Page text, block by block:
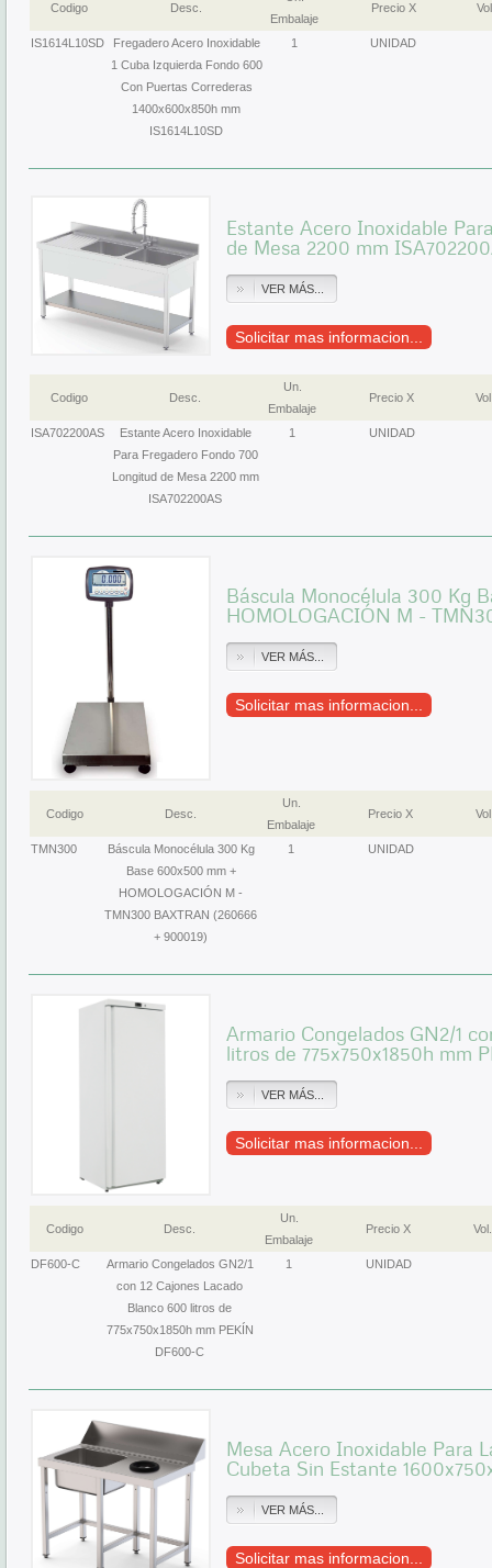
Codigo Desc.
Embalaje
Precio X
IS1614L10SD
Fregadero Acero Inoxidable
1 Cuba Izquierda Fondo 600
Con Puertas Correderas
1400x600x850h mm
IS1614L10SD
1 UNIDAD
Estante Acero Inoxidable
de Mesa 2200 mm
VER MÁS...
Solicitar mas informacion...
Codigo Desc.
Un.
Embalaje
Precio X
ISA702200AS
Estante Acero Inoxidable
Para Fregadero Fondo 700
Longitud de Mesa 2200 mm
ISA702200AS
1 UNIDAD
Báscula Monocélula 300 Kg
HOMOLOGACIÓN M -
VER MÁS...
Solicitar mas informacion...
Codigo Desc.
Un.
Embalaje
Precio X
TMN300
Báscula Monocélula 300 Kg
Base 600x500 mm +
HOMOLOGACIÓN M -
TMN300 BAXTRAN (260666
+ 900019)
1 UNIDAD
Armario Congelados GN2/1
litros de 775x750x1850h mm
VER MÁS...
Solicitar mas informacion...
Codigo Desc.
Un.
Embalaje
Precio X Vol.
DF600-C
Armario Congelados GN2/1
con 12 Cajones Lacado
Blanco 600 litros de
775x750x1850h mm PEKÍN
DF600-C
1 UNIDAD
Mesa Acero Inoxidable Para
Cubeta Sin Estante
VER MÁS...
Solicitar mas informacion...